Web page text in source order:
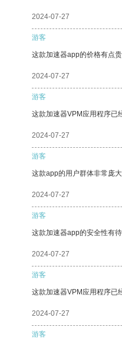
2024-07-27
游客
这款加速器app的价格有点
2024-07-27
游客
这款加速器VPM应用程序已
2024-07-27
游客
这款app的用户群体非常庞
2024-07-27
游客
这款加速器app的安全性有
2024-07-27
游客
这款加速器VPM应用程序已
2024-07-27
游客